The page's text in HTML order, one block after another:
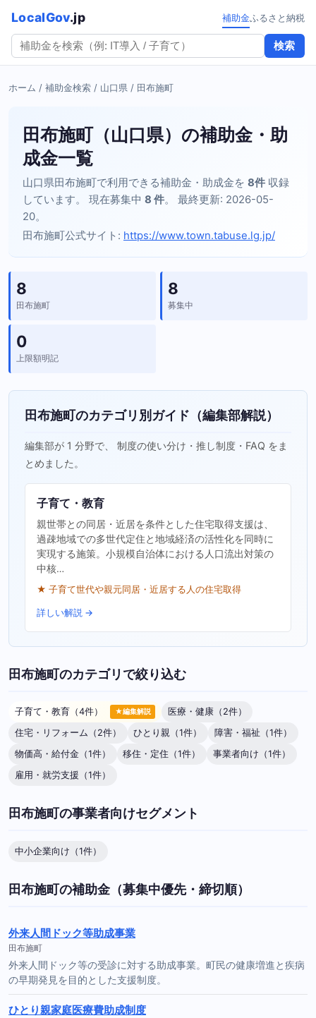
LocalGov.jp
検索
補助金ふるさと納税
ホーム / 補助金検索 / 山口県 / 田布施町
田布施町（山口県）の補助金・助
成金一覧
山口県田布施町で利用できる補助金・助成金を 8件 収録
しています。 現在募集中 8 件。 最終更新: 2026-05-
20。
田布施町公式サイト: https://www.town.tabuse.lg.jp/
8
田布施町
8
募集中
0
上限額明記
田布施町のカテゴリ別ガイド（編集部解説）
編集部が 1 分野で、 制度の使い分け・推し制度・FAQ をま
とめました。
子育て・教育
親世帯との同居・近居を条件とした住宅取得支援は、
過疎地域での多世代定住と地域経済の活性化を同時に
実現する施策。小規模自治体における人口流出対策の
中核…
★ 子育て世代や親元同居・近居する人の住宅取得
詳しい解説 →
田布施町のカテゴリで絞り込む
子育て・教育（4件） ★編集解説
医療・健康（2件）
住宅・リフォーム（2件）
ひとり親（1件）
障害・福祉（1件）
物価高・給付金（1件）
移住・定住（1件）
事業者向け（1件）
雇用・就労支援（1件）
田布施町の事業者向けセグメント
中小企業向け（1件）
田布施町の補助金（募集中優先・締切順）
外来人間ドック等助成事業
田布施町
外来人間ドック等の受診に対する助成事業。町民の健康増進と疾病
の早期発見を目的とした支援制度。
ひとり親家庭医療費助成制度